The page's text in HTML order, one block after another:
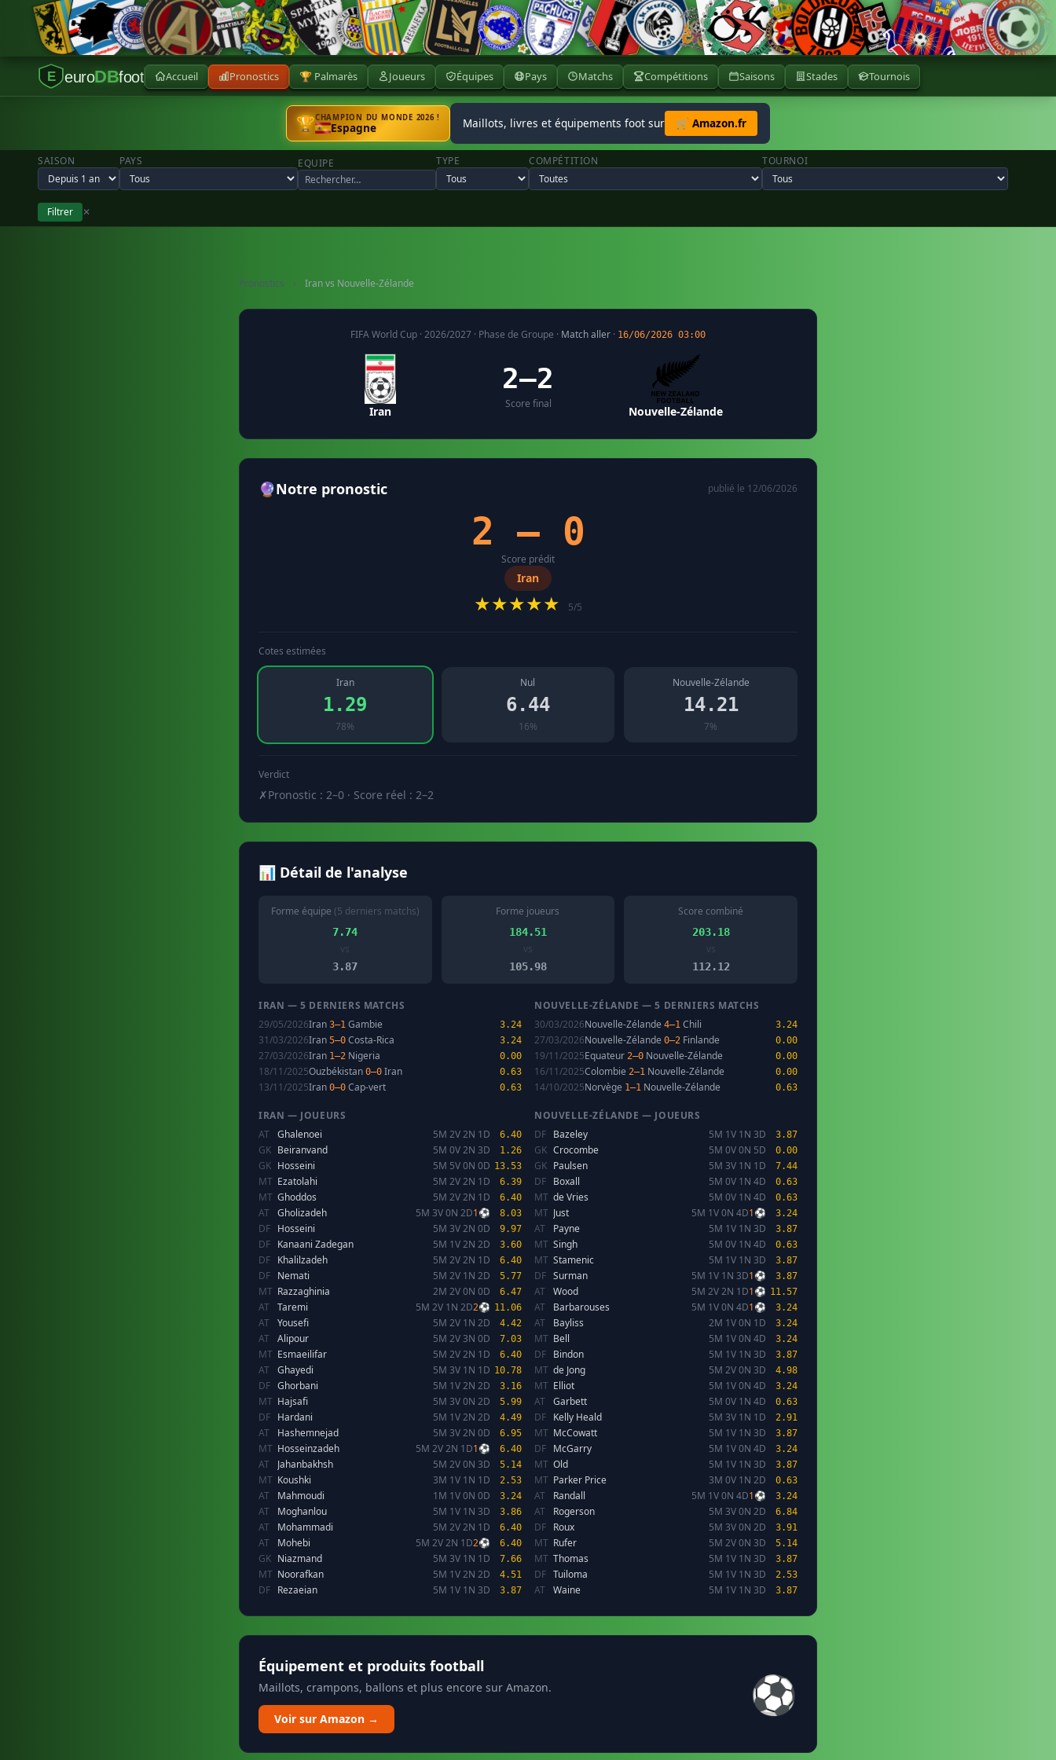
E euroDBfoot Accueil Pronostics 🏆 Palmarès Joueurs Équipes Pays Matchs Compétitions Saisons Stades Tournois
🏆CHAMPION DU MONDE 2026 !
Espagne Maillots, livres et équipements foot sur 🛒 Amazon.fr
SAISON PAYS EQUIPE TYPE COMPÉTITION TOURNOI
Filtrer ✕
Pronostics › Iran vs Nouvelle-Zélande
FIFA World Cup · 2026/2027 · Phase de Groupe · Match aller · 16/06/2026 03:00
Iran
2–2
Score final
Nouvelle-Zélande
🔮Notre pronostic publié le 12/06/2026
2 – 0
Score prédit
Iran
★★★★★ 5/5
Cotes estimées
Iran
1.29
78%
Nul
6.44
16%
Nouvelle-Zélande
14.21
7%
Verdict
✗Pronostic : 2–0 · Score réel : 2–2
📊 Détail de l'analyse
Forme équipe (5 derniers matchs)
7.74
vs
3.87
Forme joueurs
184.51
vs
105.98
Score combiné
203.18
vs
112.12
IRAN — 5 DERNIERS MATCHS
29/05/2026Iran 3–1 Gambie 3.24
31/03/2026Iran 5–0 Costa-Rica 3.24
27/03/2026Iran 1–2 Nigeria 0.00
18/11/2025Ouzbékistan 0–0 Iran 0.63
13/11/2025Iran 0–0 Cap-vert 0.63
NOUVELLE-ZÉLANDE — 5 DERNIERS MATCHS
30/03/2026Nouvelle-Zélande 4–1 Chili 3.24
27/03/2026Nouvelle-Zélande 0–2 Finlande 0.00
19/11/2025Equateur 2–0 Nouvelle-Zélande 0.00
16/11/2025Colombie 2–1 Nouvelle-Zélande 0.00
14/10/2025Norvège 1–1 Nouvelle-Zélande 0.63
IRAN — JOUEURS
AT Ghalenoei 5M 2V 2N 1D 6.40
GK Beiranvand 5M 0V 2N 3D 1.26
GK Hosseini 5M 5V 0N 0D 13.53
MT Ezatolahi 5M 2V 2N 1D 6.39
MT Ghoddos 5M 2V 2N 1D 6.40
AT Gholizadeh 5M 3V 0N 2D1⚽ 8.03
DF Hosseini 5M 3V 2N 0D 9.97
DF Kanaani Zadegan 5M 1V 2N 2D 3.60
DF Khalilzadeh 5M 2V 2N 1D 6.40
DF Nemati 5M 2V 1N 2D 5.77
MT Razzaghinia 2M 2V 0N 0D 6.47
AT Taremi 5M 2V 1N 2D2⚽ 11.06
AT Yousefi 5M 2V 1N 2D 4.42
AT Alipour 5M 2V 3N 0D 7.03
MT Esmaeilifar 5M 2V 2N 1D 6.40
AT Ghayedi 5M 3V 1N 1D 10.78
DF Ghorbani 5M 1V 2N 2D 3.16
MT Hajsafi 5M 3V 0N 2D 5.99
DF Hardani 5M 1V 2N 2D 4.49
AT Hashemnejad 5M 3V 2N 0D 6.95
MT Hosseinzadeh 5M 2V 2N 1D1⚽ 6.40
AT Jahanbakhsh 5M 2V 0N 3D 5.14
MT Koushki 3M 1V 1N 1D 2.53
AT Mahmoudi 1M 1V 0N 0D 3.24
AT Moghanlou 5M 1V 1N 3D 3.86
AT Mohammadi 5M 2V 2N 1D 6.40
AT Mohebi 5M 2V 2N 1D2⚽ 6.40
GK Niazmand 5M 3V 1N 1D 7.66
MT Noorafkan 5M 1V 2N 2D 4.51
DF Rezaeian 5M 1V 1N 3D 3.87
NOUVELLE-ZÉLANDE — JOUEURS
DF Bazeley 5M 1V 1N 3D 3.87
GK Crocombe 5M 0V 0N 5D 0.00
GK Paulsen 5M 3V 1N 1D 7.44
DF Boxall 5M 0V 1N 4D 0.63
MT de Vries 5M 0V 1N 4D 0.63
MT Just 5M 1V 0N 4D1⚽ 3.24
AT Payne 5M 1V 1N 3D 3.87
MT Singh 5M 0V 1N 4D 0.63
MT Stamenic 5M 1V 1N 3D 3.87
DF Surman 5M 1V 1N 3D1⚽ 3.87
AT Wood 5M 2V 2N 1D1⚽ 11.57
AT Barbarouses 5M 1V 0N 4D1⚽ 3.24
AT Bayliss 2M 1V 0N 1D 3.24
MT Bell 5M 1V 0N 4D 3.24
DF Bindon 5M 1V 1N 3D 3.87
MT de Jong 5M 2V 0N 3D 4.98
MT Elliot 5M 1V 0N 4D 3.24
AT Garbett 5M 0V 1N 4D 0.63
DF Kelly Heald 5M 3V 1N 1D 2.91
MT McCowatt 5M 1V 1N 3D 3.87
DF McGarry 5M 1V 0N 4D 3.24
MT Old 5M 1V 1N 3D 3.87
MT Parker Price 3M 0V 1N 2D 0.63
AT Randall 5M 1V 0N 4D1⚽ 3.24
AT Rogerson 5M 3V 0N 2D 6.84
DF Roux 5M 3V 0N 2D 3.91
MT Rufer 5M 2V 0N 3D 5.14
MT Thomas 5M 1V 1N 3D 3.87
DF Tuiloma 5M 1V 1N 3D 2.53
AT Waine 5M 1V 1N 3D 3.87
Équipement et produits football
Maillots, crampons, ballons et plus encore sur Amazon.
Voir sur Amazon → ⚽